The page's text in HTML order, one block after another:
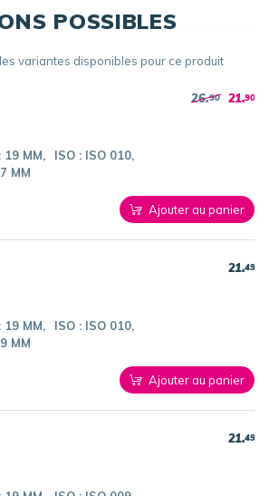
POSSIBLES
variantes disponibles pour ce produit
19 MM ISO : ISO 010
MM
26.90 21.90
Ajouter au panier
19 MM ISO : ISO 010
MM
21.49
Ajouter au panier
21.49